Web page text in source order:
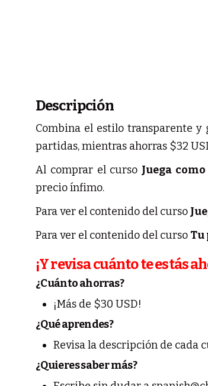
Descripción
Combina el estilo transparente
partidas, mientras ahorras $32
Al comprar el curso Juega
precio ínfimo.
Para ver el contenido del curso
Para ver el contenido del curso Tu
¡Y revisa cuánto te estás
¿Cuánto ahorras?
¡Más de $30 USD!
¿Qué aprendes?
Revisa la descripción de cada
¿Quieres saber más?